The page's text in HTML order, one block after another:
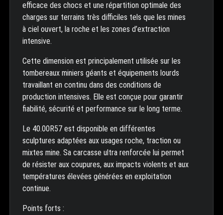
efficace des chocs et une répartition optimale des
charges sur terrains très difficiles tels que les mines
à ciel ouvert, la roche et les zones d’extraction
intensive.
Cette dimension est principalement utilisée sur les
tombereaux miniers géants et équipements lourds
travaillant en continu dans des conditions de
production intensives. Elle est conçue pour garantir
fiabilité, sécurité et performance sur le long terme.
Le 40.00R57 est disponible en différentes
sculptures adaptées aux usages roche, traction ou
mixtes mine. Sa carcasse ultra renforcée lui permet
de résister aux coupures, aux impacts violents et aux
températures élevées générées en exploitation
continue.
Points forts :